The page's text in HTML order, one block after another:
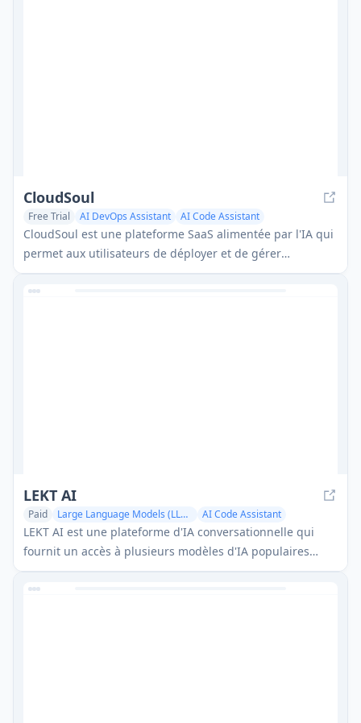
CloudSoul
Free Trial AI DevOps Assistant
AI Code Assistant
No-Code & Low-Code
CloudSoul est une plateforme SaaS alimentée par l'IA qui
permet aux utilisateurs de déployer et de gérer
instantanément l'infrastructure cloud grâce à des
conversations en langage naturel, rendant la gestion des
LEKT AI
Paid Large Language Models (LLMs)
AI Code Assistant
AI Photo & Image Generator
LEKT AI est une plateforme d'IA conversationnelle qui
fournit un accès à plusieurs modèles d'IA populaires
comme GPT-4, Claude 3.5 et Gemini Pro en un seul
endroit, offrant des capacités de génération de texte,